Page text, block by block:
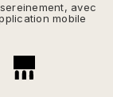
avec
mobile